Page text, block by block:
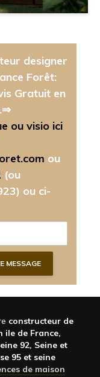
designer
Forêt:
Gratuit en
ou visio ici
ou
(ou
ou ci-
constructeur de
ile de France,
92, Seine et
95 et seine
de maison